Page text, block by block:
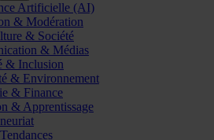
Artificielle (AI)
& Modération
& Société
& Médias
& Inclusion
& Environnement
& Finance
& Apprentissage